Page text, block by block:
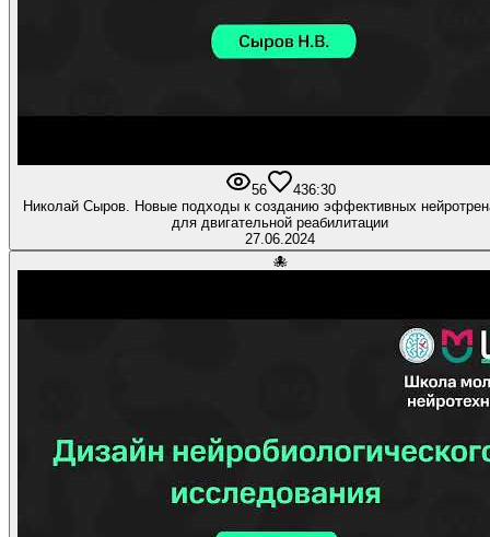
56 436:30
Николай Сыров. Новые подходы к созданию эффективных
для двигательной реабилитации
27.06.2024
🐙